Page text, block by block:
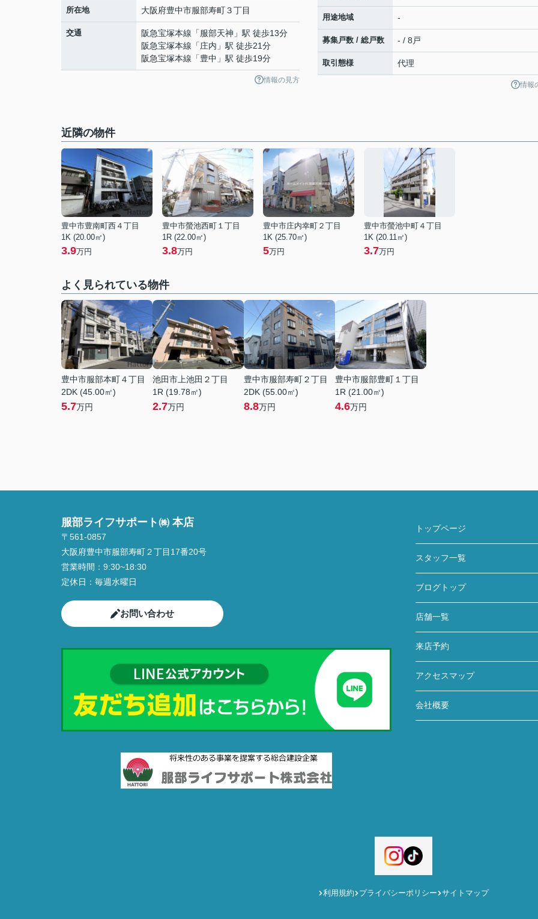
所在地 大阪府豊中市服部寿町３丁目
交通 阪急宝塚本線 「服部天神 」駅 徒歩13分
阪急宝塚本線 「庄内 」駅 徒歩21分
阪急宝塚本線 「豊中 」駅 徒歩19分
情報の見方
用途地域 -
募集戸数 / 総戸数 - / 8戸
取引態様 代理
情報
近隣の物件
豊中市豊南町西４丁目
1K (20.00㎡)
3.9万円
豊中市螢池西町１丁目
1R (22.00㎡)
3.8万円
豊中市庄内幸町２丁目
1K (25.70㎡)
5万円
豊中市螢池中町４丁目
1K (20.11㎡)
3.7万円
よく見られている物件
豊中市服部本町４丁目
2DK (45.00㎡)
5.7万円
池田市上池田２丁目
1R (19.78㎡)
2.7万円
豊中市服部寿町２丁目
2DK (55.00㎡)
8.8万円
豊中市服部豊町１丁目
1R (21.00㎡)
4.6万円
服部ライフサポート㈱ 本店
〒561-0857
大阪府豊中市服部寿町２丁目17番20号
営業時間： 9:30~18:30
定休日： 毎週水曜日
お問い合わせ
トップページ
スタッフ一覧
ブログトップ
店舗一覧
来店予約
アクセスマップ
会社概要
利用規約 プライバシーポリシー サイトマップ